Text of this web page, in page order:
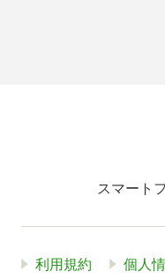
スマート
利用規約 個人